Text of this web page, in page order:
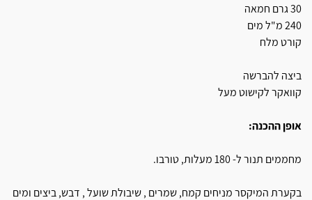
30 גרם חמאה
240 מ"ל מים
קורט מלח
ביצה להברשה
קוואקר לקישוט מעל
אופן ההכנה:
מחממים תנור ל- 180 מעלות, טורבו.
בקערת המיקסר מניחים קמח, שמרים , שיבולת שועל , דבש, ביצים ומים